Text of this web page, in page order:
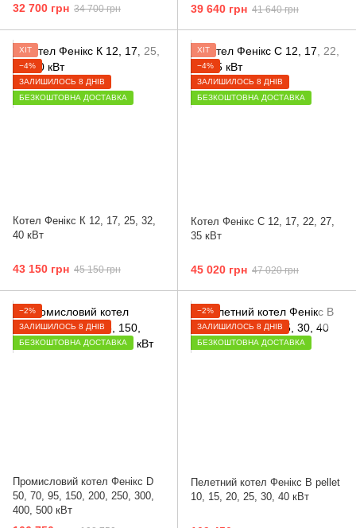
32 700 грн 34 700 грн 39 640 грн 41 640 грн
ХІТ
−4%
ЗАЛИШИЛОСЬ 8 ДНІВ
БЕЗКОШТОВНА ДОСТАВКА
Котел Фенікс К 12, 17, 25, 32,
40 кВт
43 150 грн 45 150 грн
ХІТ
−4%
ЗАЛИШИЛОСЬ 8 ДНІВ
БЕЗКОШТОВНА ДОСТАВКА
Котел Фенікс С 12, 17, 22, 27,
35 кВт
45 020 грн 47 020 грн
−2%
ЗАЛИШИЛОСЬ 8 ДНІВ
БЕЗКОШТОВНА ДОСТАВКА
Промисловий котел Фенікс D
50, 70, 95, 150, 200, 250, 300,
400, 500 кВт
−2%
ЗАЛИШИЛОСЬ 8 ДНІВ
БЕЗКОШТОВНА ДОСТАВКА
Пелетний котел Фенікс B pellet
10, 15, 20, 25, 30, 40 кВт